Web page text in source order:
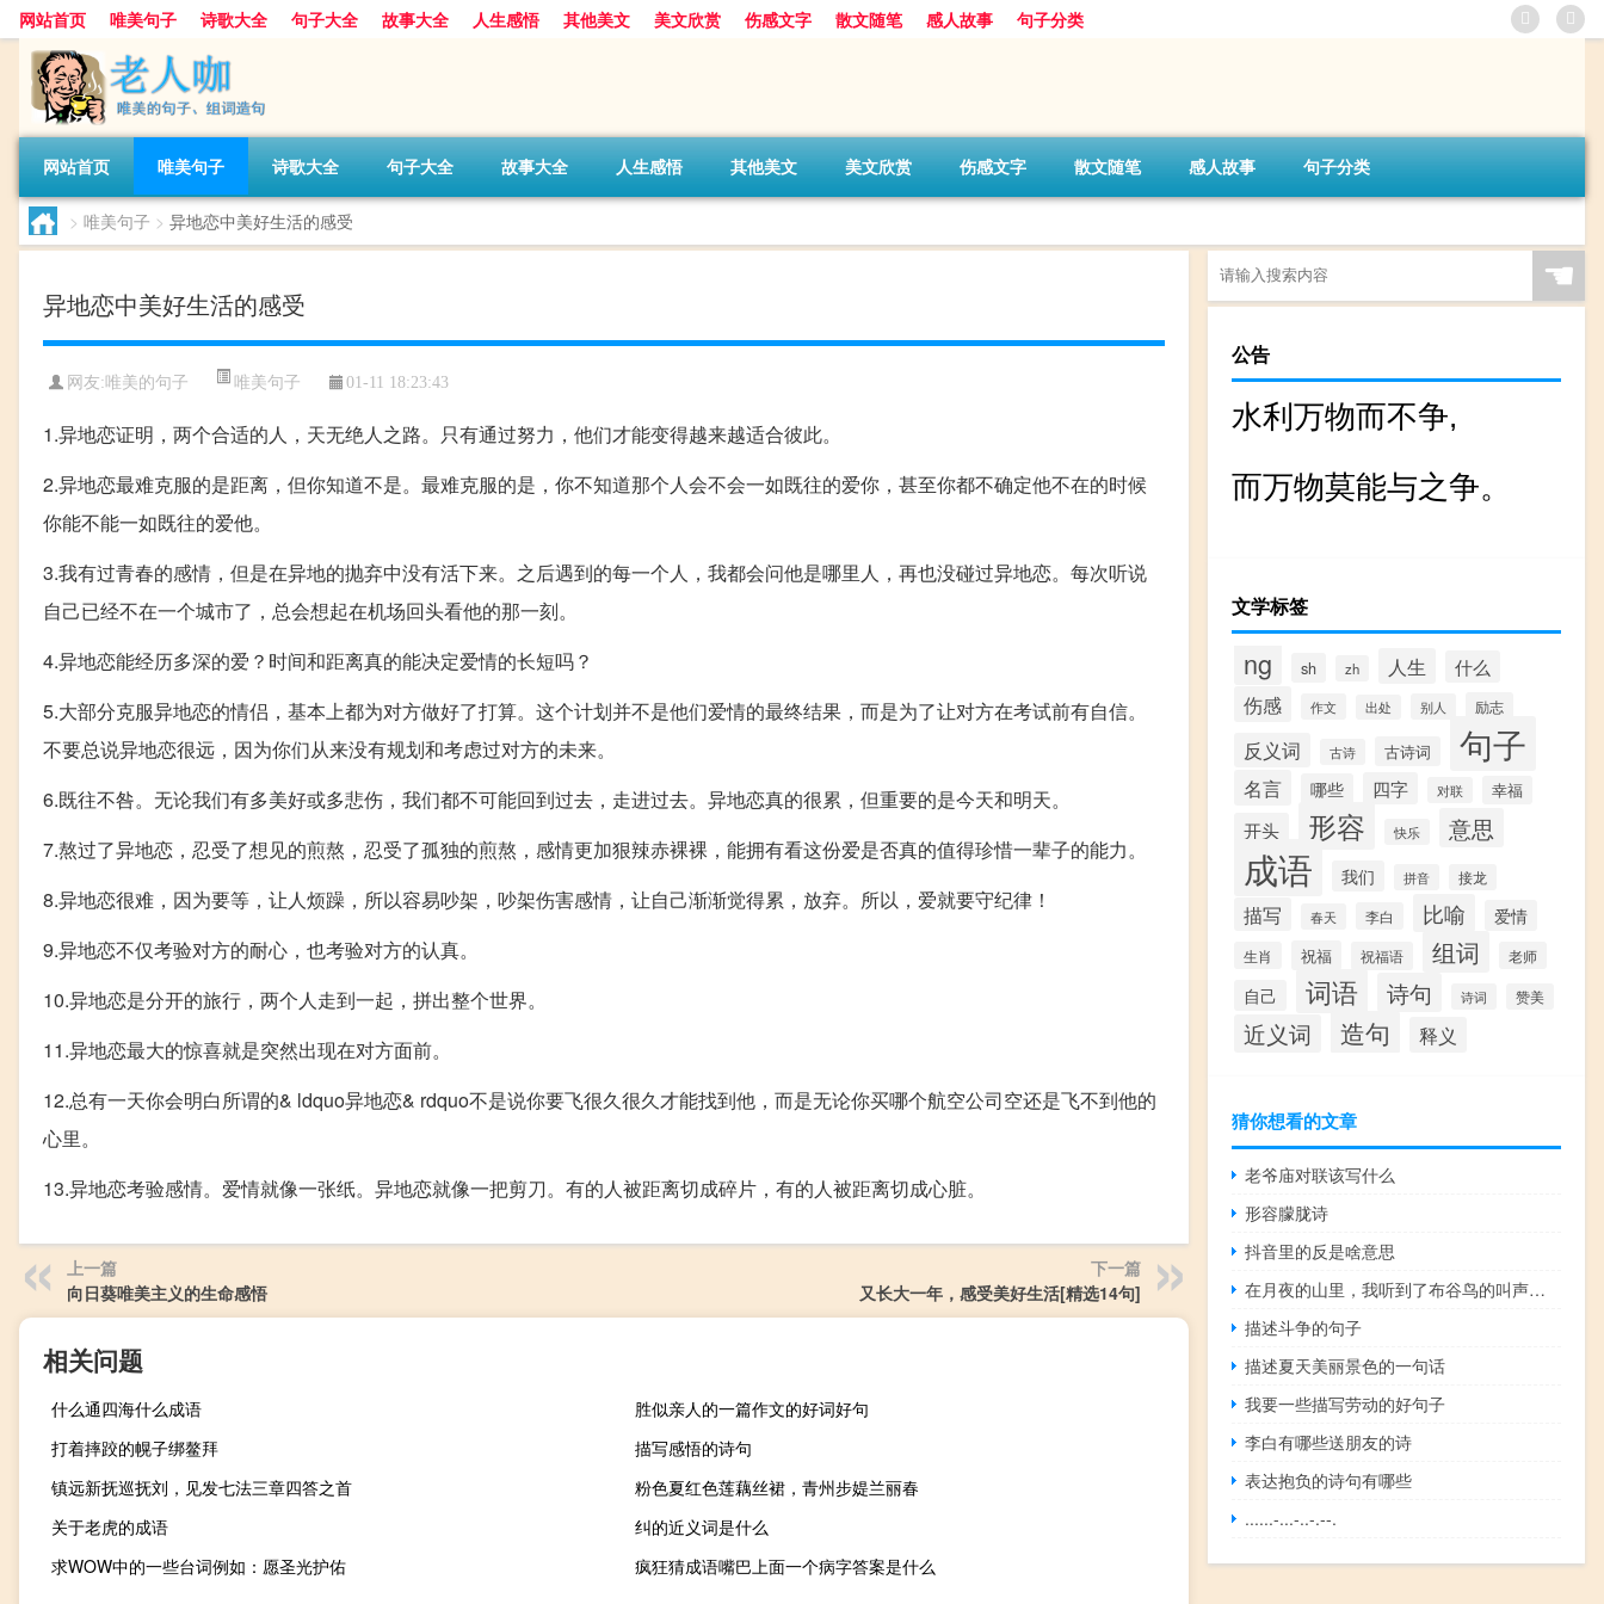
网站首页 唯美句子 诗歌大全 句子大全 故事大全 人生感悟 其他美文 美文欣赏 伤感文字 散文随笔 感人故事 句子分类
网站首页 唯美句子 诗歌大全 句子大全 故事大全 人生感悟 其他美文 美文欣赏 伤感文字 散文随笔 感人故事 句子分类
> 唯美句子 > 异地恋中美好生活的感受
异地恋中美好生活的感受
网友:唯美的句子 唯美句子 01-11 18:23:43
1.异地恋证明，两个合适的人，天无绝人之路。只有通过努力，他们才能变得越来越适合彼此。
2.异地恋最难克服的是距离，但你知道不是。最难克服的是，你不知道那个人会不会一如既往的爱你，甚至你都不确定他不在的时候
你能不能一如既往的爱他。
3.我有过青春的感情，但是在异地的抛弃中没有活下来。之后遇到的每一个人，我都会问他是哪里人，再也没碰过异地恋。每次听说
自己已经不在一个城市了，总会想起在机场回头看他的那一刻。
4.异地恋能经历多深的爱？时间和距离真的能决定爱情的长短吗？
5.大部分克服异地恋的情侣，基本上都为对方做好了打算。这个计划并不是他们爱情的最终结果，而是为了让对方在考试前有自信。
不要总说异地恋很远，因为你们从来没有规划和考虑过对方的未来。
6.既往不咎。无论我们有多美好或多悲伤，我们都不可能回到过去，走进过去。异地恋真的很累，但重要的是今天和明天。
7.熬过了异地恋，忍受了想见的煎熬，忍受了孤独的煎熬，感情更加狠辣赤裸裸，能拥有看这份爱是否真的值得珍惜一辈子的能力。
8.异地恋很难，因为要等，让人烦躁，所以容易吵架，吵架伤害感情，让自己渐渐觉得累，放弃。所以，爱就要守纪律！
9.异地恋不仅考验对方的耐心，也考验对方的认真。
10.异地恋是分开的旅行，两个人走到一起，拼出整个世界。
11.异地恋最大的惊喜就是突然出现在对方面前。
12.总有一天你会明白所谓的& ldquo异地恋& rdquo不是说你要飞很久很久才能找到他，而是无论你买哪个航空公司空还是飞不到他的
心里。
13.异地恋考验感情。爱情就像一张纸。异地恋就像一把剪刀。有的人被距离切成碎片，有的人被距离切成心脏。
上一篇
向日葵唯美主义的生命感悟
下一篇
又长大一年，感受美好生活[精选14句]
相关问题
什么通四海什么成语
胜似亲人的一篇作文的好词好句
打着摔跤的幌子绑鳌拜
描写感悟的诗句
镇远新抚巡抚刘，见发七法三章四答之首
粉色夏红色莲藕丝裙，青州步媞兰丽春
关于老虎的成语
纠的近义词是什么
求WOW中的一些台词例如：愿圣光护佑
疯狂猜成语嘴巴上面一个病字答案是什么
☚
公告
水利万物而不争,
而万物莫能与之争。
文学标签
ng sh zh 人生 什么
伤感 作文 出处 别人 励志
反义词 古诗 古诗词 句子
名言 哪些 四字 对联 幸福
开头 形容 快乐 意思
成语 我们 拼音 接龙
描写 春天 李白 比喻 爱情
生肖 祝福 祝福语 组词 老师
自己 词语 诗句 诗词 赞美
近义词 造句 释义
猜你想看的文章
老爷庙对联该写什么
形容朦胧诗
抖音里的反是啥意思
在月夜的山里，我听到了布谷鸟的叫声，回忆起了卢蒙的老巡演
描述斗争的句子
描述夏天美丽景色的一句话
我要一些描写劳动的好句子
李白有哪些送朋友的诗
表达抱负的诗句有哪些
......-...-..-.--.